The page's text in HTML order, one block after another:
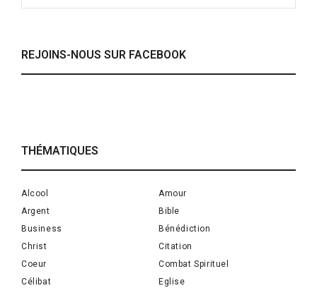
REJOINS-NOUS SUR FACEBOOK
THÉMATIQUES
Alcool
Amour
Argent
Bible
Business
Bénédiction
Christ
Citation
Coeur
Combat Spirituel
Célibat
Eglise